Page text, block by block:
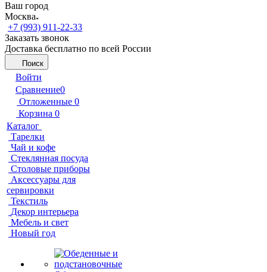
Ваш город
Москва
+7 (993) 911-22-33
Заказать звонок
Доставка бесплатно по всей России
Поиск
Войти
Сравнение0
Отложенные 0
Корзина 0
Каталог
Тарелки
Чай и кофе
Стеклянная посуда
Столовые приборы
Аксессуары для
сервировки
Текстиль
Декор интерьера
Мебель и свет
Новый год